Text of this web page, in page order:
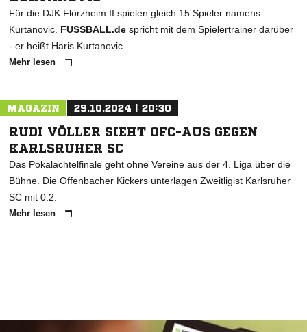
Für die DJK Flörzheim II spielen gleich 15 Spieler namens
Kurtanovic. FUSSBALL.de spricht mit dem Spielertrainer darüber
- er heißt Haris Kurtanovic.
Mehr lesen
MAGAZIN 29.10.2024 | 20:30
RUDI VÖLLER SIEHT OFC-AUS GEGEN
KARLSRUHER SC
Das Pokalachtelfinale geht ohne Vereine aus der 4. Liga über die
Bühne. Die Offenbacher Kickers unterlagen Zweitligist Karlsruher
SC mit 0:2.
Mehr lesen